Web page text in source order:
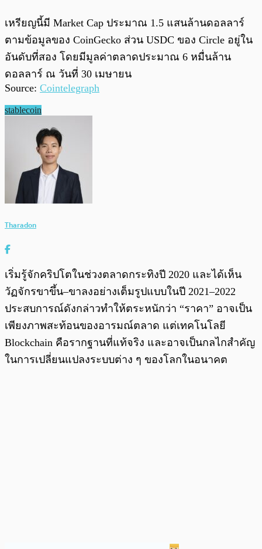
เหรียญนี้มี Market Cap ประมาณ 1.5 แสนล้านดอลลาร์
ตามข้อมูลของ CoinGecko ส่วน USDC ของ Circle อยู่ใน
อันดับที่สอง โดยมีมูลค่าตลาดประมาณ 6 หมื่นล้าน
ดอลลาร์ ณ วันที่ 30 เมษายน
Source: Cointelegraph
stablecoin
Tharadon
เริ่มรู้จักคริปโตในช่วงตลาดกระทิงปี 2020 และได้เห็น
วัฏจักรขาขึ้น–ขาลงอย่างเต็มรูปแบบในปี 2021–2022
ประสบการณ์ดังกล่าวทำให้ตระหนักว่า “ราคา” อาจเป็น
เพียงภาพสะท้อนของอารมณ์ตลาด แต่เทคโนโลยี
Blockchain คือรากฐานที่แท้จริง และอาจเป็นกลไกสำคัญ
ในการเปลี่ยนแปลงระบบต่าง ๆ ของโลกในอนาคต